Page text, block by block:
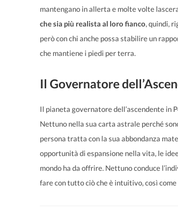
mantengano in allerta e molte volte
che sia più realista al loro fianco, quindi,
però con chi anche possa stabilire un
che mantiene i piedi per terra.
Il Governatore
Il pianeta governatore dell’ascendente in
Nettuno nella sua carta astrale perché
persona tratta con la sua abbondanza
opportunità di espansione nella vita, le
mondo ha da offrire. Nettuno conduce
fare con tutto ciò che è intuitivo, così